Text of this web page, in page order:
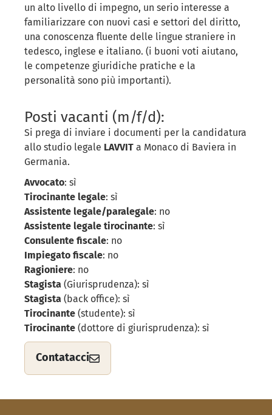
un alto livello di impegno, un serio interesse a
familiarizzare con nuovi casi e settori del diritto,
una conoscenza fluente delle lingue straniere in
tedesco, inglese e italiano. (i buoni voti aiutano,
le competenze giuridiche pratiche e la
personalità sono più importanti).
Posti vacanti (m/f/d):
Si prega di inviare i documenti per la candidatura
allo studio legale LAVVIT a Monaco di Baviera in
Germania.
Avvocato: sì
Tirocinante legale: sì
Assistente legale/paralegale: no
Assistente legale tirocinante: sì
Consulente fiscale: no
Impiegato fiscale: no
Ragioniere: no
Stagista (Giurisprudenza): sì
Stagista (back office): sì
Tirocinante (studente): sì
Tirocinante (dottore di giurisprudenza): sì
Contatacci